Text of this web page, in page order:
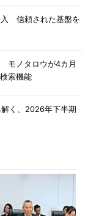
入 信頼された基盤を
モノタロウが4カ月
索機能
く、2026年下半期